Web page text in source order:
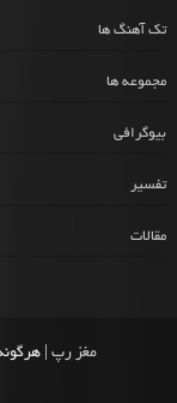
تک آهنگ ها
مجموعه ها
بیوگرافی
تفسیر
مقالات
مغز رپ |